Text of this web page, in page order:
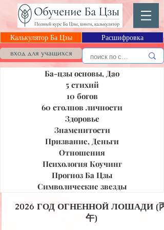
Калькулятор Ба Цзы Расшифровка
вход для учащихсяБлог Ба Цзы
Ба-цзы основы, Дао
5 стихий
10 богов
60 столпов личности
Здоровье
Знаменитости
Призвание, Деньги
Отношения
Психология Коучинг
Прогноз Ба Цзы
Символические звезды
2026 ГОД ОГНЕННОЙ ЛОШАДИ (丙
午)